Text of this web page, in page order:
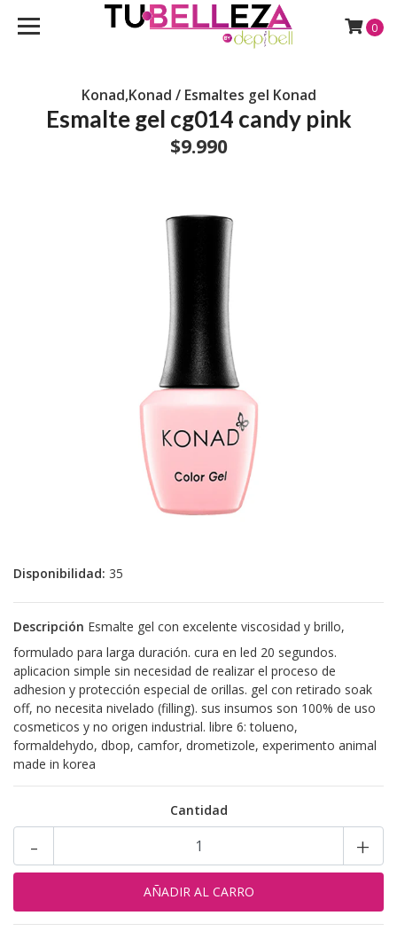
0
Konad,Konad / Esmaltes gel Konad
Esmalte gel cg014 candy pink
$9.990
Disponibilidad: 35
Descripción Esmalte gel con excelente viscosidad y brillo,
formulado para larga duración. cura en led 20 segundos.
aplicacion simple sin necesidad de realizar el proceso de
adhesion y protección especial de orillas. gel con retirado soak
off, no necesita nivelado (filling). sus insumos son 100% de uso
cosmeticos y no origen industrial. libre 6: tolueno,
formaldehydo, dbop, camfor, drometizole, experimento animal
made in korea
Cantidad
+
-